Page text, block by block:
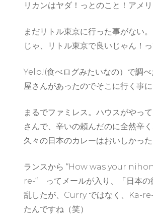
リカンはヤダ！っとのこと！アメ
まだリトル東京に行った事がない
じゃ、リトル東京で良いじゃん！
Yelp!(食べログみたいなの）で調
屋さんがあったのでそこに行く事に
まるでファミレス。ハウスがやっ
さんで、辛いの頼んだのに全然辛く
久々の日本のカレーはおいしかった
ランスから “How was your
re-“ ってメールが入り、「日本の
乱したが、Curry ではなく、Ka-
たんですね（笑）